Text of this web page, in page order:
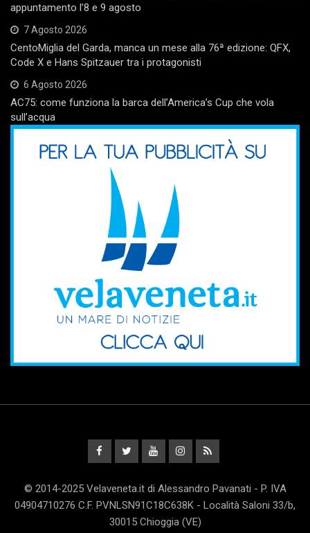
appuntamento l’8 e 9 agosto
7 Agosto 2026
CentoMiglia del Garda, manca un mese alla 76ª edizione: QFX,
Code X e Hans Spitzauer tra i protagonisti
6 Agosto 2026
AC75: come funziona la barca dell’America’s Cup che vola
sull’acqua
© 2014-2025 Velaveneta.it di Alessandro Pavanati - P. IVA
04904710276 C.F. PVNLSN91C18C638K - Località Saloni 33/b,
30015 Chioggia (VE)